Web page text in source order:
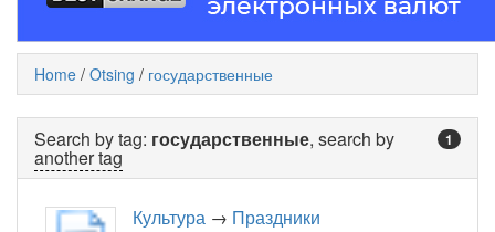
Home / Otsing / государственные
1
Search by tag: государственные, search by
another tag
Культура → Праздники